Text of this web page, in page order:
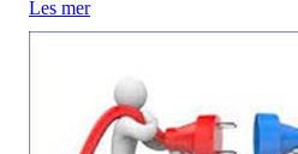
Les mer